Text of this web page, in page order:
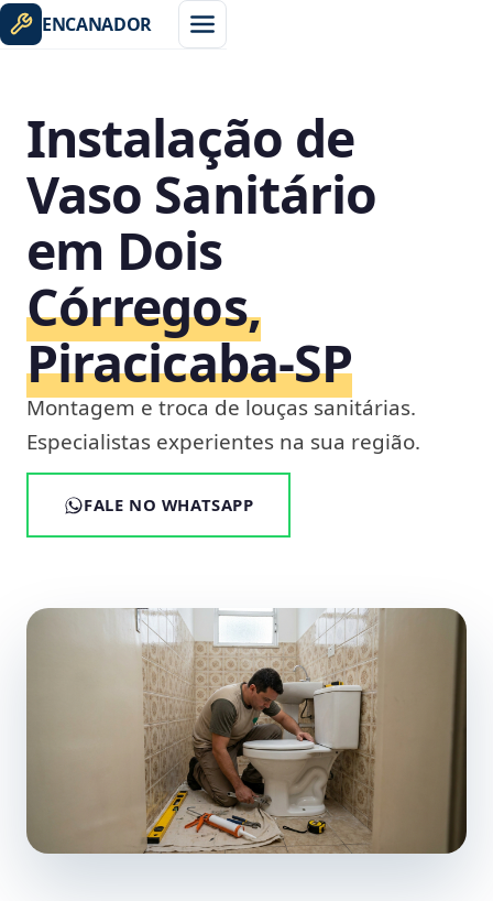
ENCANADOR
Instalação de
Vaso Sanitário
em Dois
Córregos,
Piracicaba‑SP
Montagem e troca de louças sanitárias.
Especialistas experientes na sua região.
FALE NO WHATSAPP